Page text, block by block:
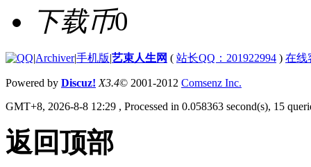
下载币0
|Archiver|手机版|艺束人生网 ( 站长QQ：201922994 ) 在线
Powered by Discuz! X3.4© 2001-2012 Comsenz Inc.
GMT+8, 2026-8-8 12:29 , Processed in 0.058363 second(s), 15
返回顶部